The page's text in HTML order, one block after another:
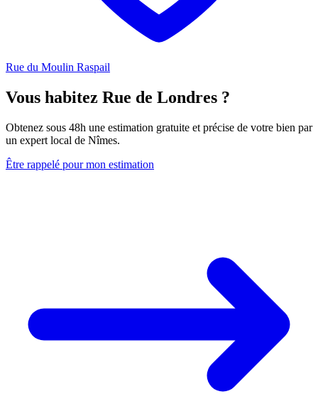
Rue du Moulin Raspail
Vous habitez Rue de Londres ?
Obtenez sous 48h une estimation gratuite et précise de votre bien par
un expert local de Nîmes.
Être rappelé pour mon estimation